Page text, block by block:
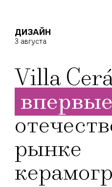
ДИЗАЙН
3 августа
Villa
впервые
рынке